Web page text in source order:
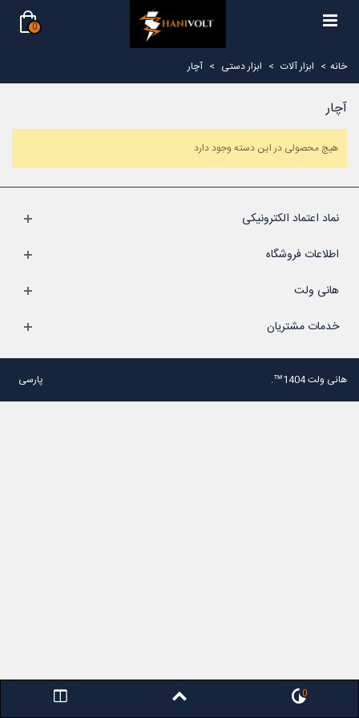
0
خانه > ابزار آلات > ابزار دستی > آچار
آچار
هیچ محصولی در این دسته وجود دارد
نماد اعتماد الکترونیکی
اطلاعات فروشگاه
هانی ولت
خدمات مشتریان
پارسی هانی ولت 1404™.
0